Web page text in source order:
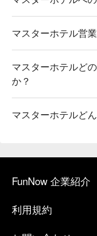
マスターホテル営
マスターホテルど
か？
マスターホテルど
FunNow 企業紹介
利用規約